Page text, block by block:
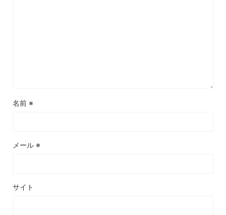
名前 ※
メール ※
サイト